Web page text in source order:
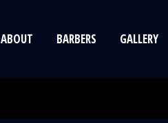
ABOUT BARBERS GALLERY